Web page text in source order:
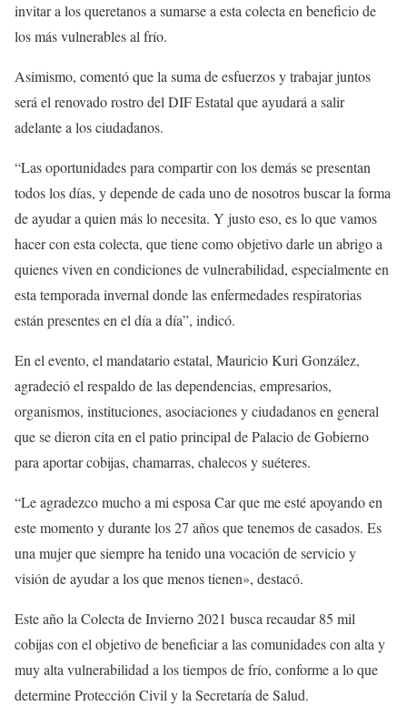
invitar a los queretanos a sumarse a esta colecta en beneficio de
los más vulnerables al frío.
Asimismo, comentó que la suma de esfuerzos y trabajar juntos
será el renovado rostro del DIF Estatal que ayudará a salir
adelante a los ciudadanos.
“Las oportunidades para compartir con los demás se presentan
todos los días, y depende de cada uno de nosotros buscar la forma
de ayudar a quien más lo necesita. Y justo eso, es lo que vamos
hacer con esta colecta, que tiene como objetivo darle un abrigo a
quienes viven en condiciones de vulnerabilidad, especialmente en
esta temporada invernal donde las enfermedades respiratorias
están presentes en el día a día”, indicó.
En el evento, el mandatario estatal, Mauricio Kuri González,
agradeció el respaldo de las dependencias, empresarios,
organismos, instituciones, asociaciones y ciudadanos en general
que se dieron cita en el patio principal de Palacio de Gobierno
para aportar cobijas, chamarras, chalecos y suéteres.
“Le agradezco mucho a mi esposa Car que me esté apoyando en
este momento y durante los 27 años que tenemos de casados. Es
una mujer que siempre ha tenido una vocación de servicio y
visión de ayudar a los que menos tienen», destacó.
Este año la Colecta de Invierno 2021 busca recaudar 85 mil
cobijas con el objetivo de beneficiar a las comunidades con alta y
muy alta vulnerabilidad a los tiempos de frío, conforme a lo que
determine Protección Civil y la Secretaría de Salud.